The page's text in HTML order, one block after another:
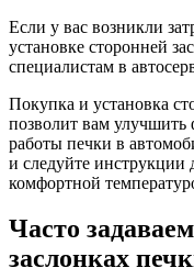
Если у вас возникли
установке сторонней
специалистам в
Покупка и установка
позволит вам улучшить
работы печки в
и следуйте инструкции
комфортной
Часто
заслонках